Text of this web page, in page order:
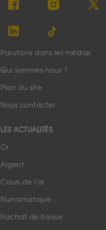
Parutions dans les médias
Qui sommes-nous ?
Plan du site
Nous contacter
LES ACTUALITÉS
Or
Argent
Cours de l'or
Numismatique
Rachat de bijoux